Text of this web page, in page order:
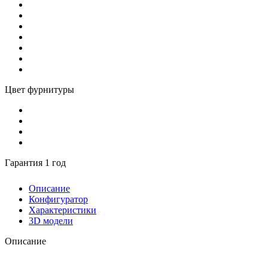
Цвет фурнитуры
Гарантия 1 год
Описание
Конфигуратор
Характеристики
3D модели
Описание